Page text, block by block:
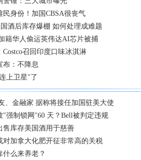
民身份！加国CBSA很丧气
酒后库存爆棚 如何处理成难题
籍华人偷运英伟达AI芯片被捕
Costco召回印度口味冰淇淋
布：不降息
上卫星"了
、金融家 据称将接任加国驻美大使
"强制锁网"60 天？Bell被判定违规
售库存美国酒用于慈善
对加拿大化肥开征非常高的关税
什么来养老？